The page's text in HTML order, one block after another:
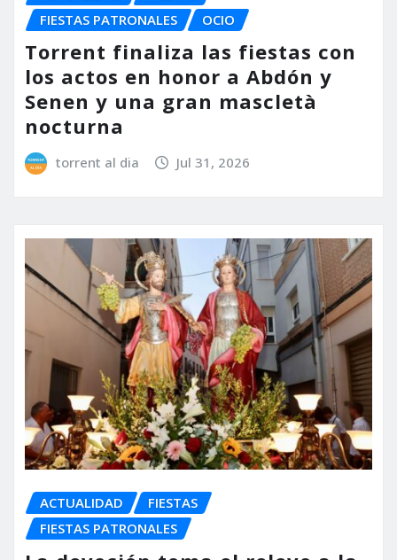
FIESTAS PATRONALES
OCIO
Torrent finaliza las fiestas con
los actos en honor a Abdón y
Senen y una gran mascletà
nocturna
torrent al dia Jul 31, 2026
ACTUALIDAD
FIESTAS
FIESTAS PATRONALES